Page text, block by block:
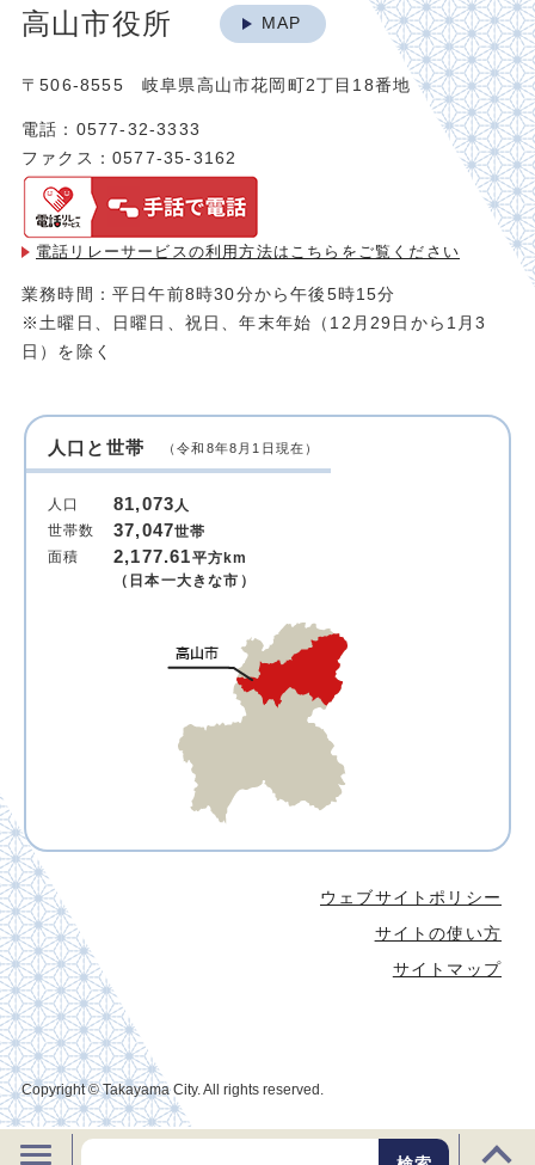
高山市役所 MAP
〒506-8555 岐阜県高山市花岡町2丁目18番地
電話：0577-32-3333
ファクス：0577-35-3162
電話リレーサービスの利用方法は こちらをご覧ください
業務時間：平日午前8時30分から午後5時15分
※土曜日、日曜日、祝日、年末年始（12月29日から1月3
日）を除く
人口と世帯 （令和8年8月1日現在）
人口 81,073人
世帯数
37,047世帯
面積
2,177.61平方km
（日本一大きな市）
ウェブサイトポリシー
サイトの使い方
サイトマップ
Copyright © Takayama City. All rights reserved.